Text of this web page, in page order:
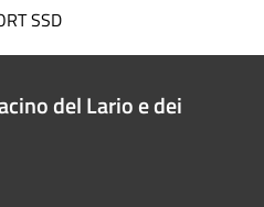
SSD
del Lario e dei